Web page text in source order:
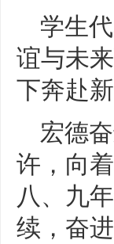
学生
谊与未
下奔赴
宏德
许，向
八、九
续，奋